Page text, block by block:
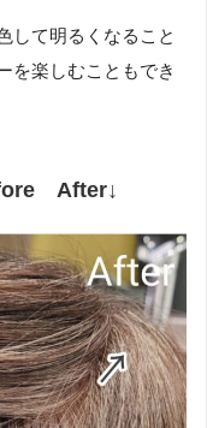
して明るくなること
を楽しむこともでき
After↓